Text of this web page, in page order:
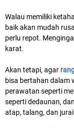
Walau memiliki
baik akan mudah
perlu repot.
karat.
Akan tetapi, agar
bisa bertahan dalam
perawatan seperti
seperti dedaunan,
atap, talang, dan